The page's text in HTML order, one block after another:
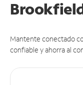
Mantente conectado
confiable y ahorra al